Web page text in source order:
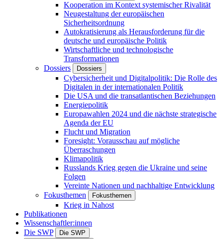
Kooperation im Kontext systemischer Rivalität
Neugestaltung der europäischen
Sicherheitsordnung
Autokratisierung als Herausforderung für die
deutsche und europäische Politik
Wirtschaftliche und technologische
Transformationen
Dossiers
Dossiers
Cybersicherheit und Digitalpolitik: Die Rolle des
Digitalen in der internationalen Politik
Die USA und die transatlantischen Beziehungen
Energiepolitik
Europawahlen 2024 und die nächste strategische
Agenda der EU
Flucht und Migration
Foresight: Vorausschau auf mögliche
Überraschungen
Klimapolitik
Russlands Krieg gegen die Ukraine und seine
Folgen
Vereinte Nationen und nachhaltige Entwicklung
Fokusthemen
Fokusthemen
Krieg in Nahost
Publikationen
Wissenschaftler:innen
Die SWP
Die SWP